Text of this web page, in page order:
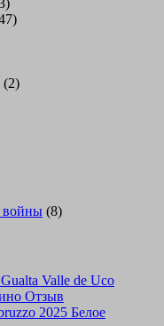
(2)
войны (8)
Valle de Uco
Отзыв
2025 Белое